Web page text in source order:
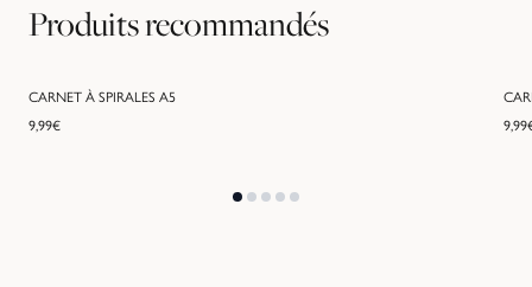
Produits recommandés
CARNET À SPIRALES A5
9,99€
9,99